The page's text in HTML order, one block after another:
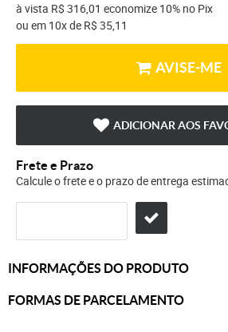
à vista R$ 316,01 economize 10% no Pix
ou em 10xde R$ 35,11
AVISE-ME
ADICIONAR AOS
Frete e Prazo
Calcule o frete e o prazo de entrega
INFORMAÇÕES DO PRODUTO
FORMAS DE PARCELAMENTO